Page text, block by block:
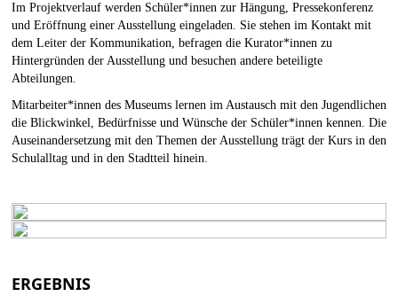
Im Projektverlauf werden Schüler*innen zur Hängung, Pressekonferenz
und Eröffnung einer Ausstellung eingeladen. Sie stehen im Kontakt mit
dem Leiter der Kommunikation, befragen die Kurator*innen zu
Hintergründen der Ausstellung und besuchen andere beteiligte
Abteilungen.
Mitarbeiter*innen des Museums lernen im Austausch mit den Jugendlichen
die Blickwinkel, Bedürfnisse und Wünsche der Schüler*innen kennen. Die
Auseinandersetzung mit den Themen der Ausstellung trägt der Kurs in den
Schulalltag und in den Stadtteil hinein.
ERGEBNIS